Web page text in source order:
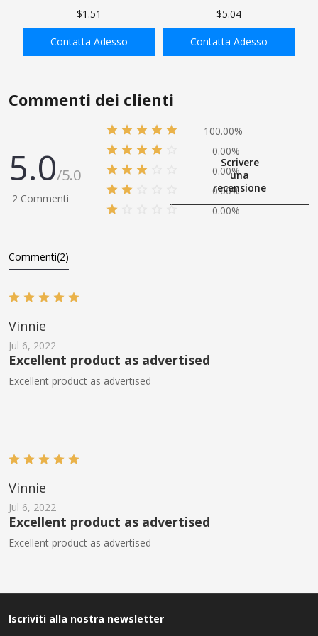
AGGIUNGI ALLA
femmina x tubo maschio
$1.51
Contatta Adesso
AGGIUNGI ALLA
Tubo Maschio x Tubo
Femmina
$5.04
Contatta Adesso
Commenti dei clienti
5.0/5.0
2 Commenti
100.00%
0.00%
0.00%
0.00%
0.00%
Scrivere
una
recensione
Commenti(2)
Vinnie
Jul 6, 2022
Excellent product as advertised
Excellent product as advertised
Vinnie
Jul 6, 2022
Excellent product as advertised
Excellent product as advertised
Iscriviti alla nostra newsletter